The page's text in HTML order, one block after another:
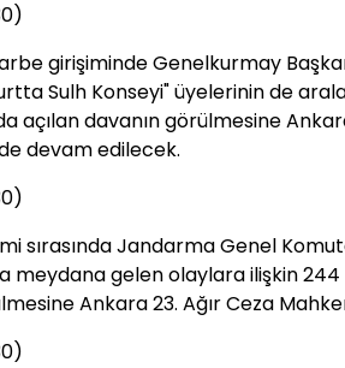
girişiminde Genelkurmay
Sulh Konseyi" üyelerinin de
açılan davanın görülmesine
devam edilecek.
sırasında Jandarma Genel
meydana gelen olaylara ilişkin 244
Ankara 23. Ağır Ceza